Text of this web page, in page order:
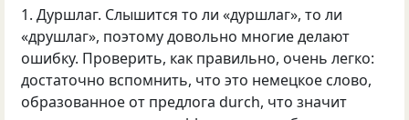
1. Дуршлаг. Слышится то ли «дуршлаг», то ли
«друшлаг», поэтому довольно многие делают
ошибку. Проверить, как правильно, очень легко:
достаточно вспомнить, что это немецкое слово,
образованное от предлога durch, что значит